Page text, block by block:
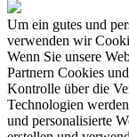
Um ein gutes und
verwenden wir
Wenn Sie unsere
Partnern Cookies
Kontrolle über die
Technologien
und personalisierte